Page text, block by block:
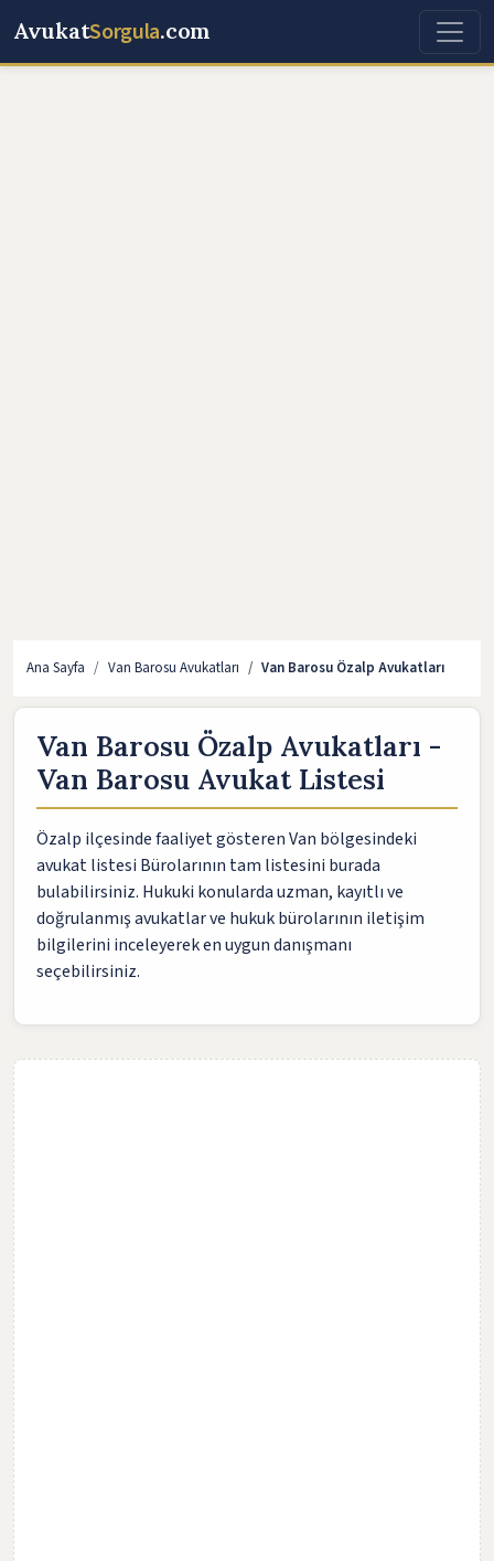
AvukatSorgula.com
Ana Sayfa Van Barosu Avukatları Van Barosu Özalp Avukatları
Van Barosu Özalp Avukatları -
Van Barosu Avukat Listesi
Özalp ilçesinde faaliyet gösteren Van bölgesindeki
avukat listesi Bürolarının tam listesini burada
bulabilirsiniz. Hukuki konularda uzman, kayıtlı ve
doğrulanmış avukatlar ve hukuk bürolarının iletişim
bilgilerini inceleyerek en uygun danışmanı
seçebilirsiniz.